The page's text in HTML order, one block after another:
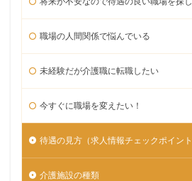
職場の人間関係で悩んでいる
未経験だが介護職に転職したい
今すぐに職場を変えたい！
待遇の見方（求人情報チェックポイント
介護施設の種類